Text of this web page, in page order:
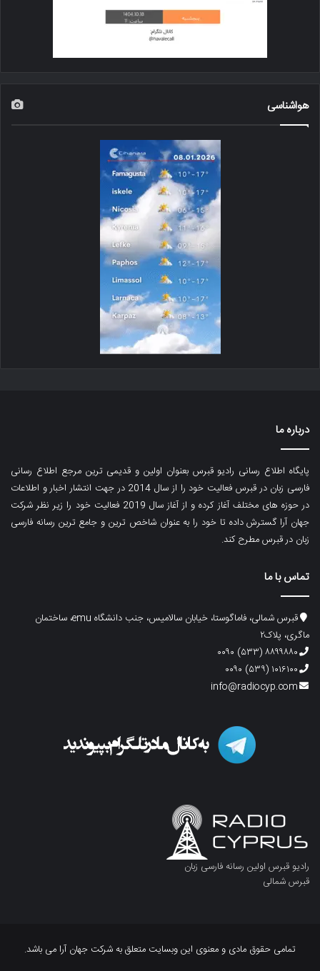
هواشناسی
درباره ما
پایگاه اطلاع رسانی رادیو قبرس بعنوان اولین و قدیمی ترین مرجع اطلاع رسانی
فارسی زبان در قبرس فعالیت خود را از سال 2014 در جهت انتشار اخبار و اطلاعات
در حوزه های مختلف آغاز کرده و از آغاز سال 2019 فعالیت خود را زیر نظر شرکت
جهان آرا گسترش داده تا خود را به عنوان شاخص ترین و جامع ترین رسانه فارسی
زبان در قبرس مطرح کند.
تماس با ما
قبرس شمالی، فاماگوستا، خیابان سالامیس، جنب دانشگاه emu، ساختمان
ماگری، پلاک۲
۸۸۹۹۸۸۰ (۵۳۳) ۰۰۹۰
۱۰۱۶۱۰۰ (۵۳۹) ۰۰۹۰
info@radiocyp.com
رادیو قبرس اولین رسانه فارسی زبان
قبرس شمالی
تمامی حقوق مادی و معنوی این وبسایت متعلق به شرکت جهان آرا می باشد.